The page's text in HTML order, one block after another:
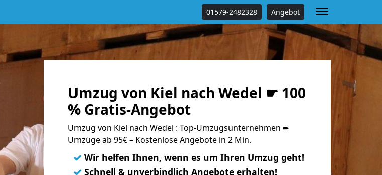
01579-2482328 Angebot
Umzug von Kiel nach Wedel ☛ 100
% Gratis-Angebot
Umzug von Kiel nach Wedel : Top-Umzugsunternehmen ➨
Umzüge ab 95€ – Kostenlose Angebote in 2 Min.
✓ Wir helfen Ihnen, wenn es um Ihren Umzug geht!
✓ Schnell & unverbindlich Angebote erhalten!